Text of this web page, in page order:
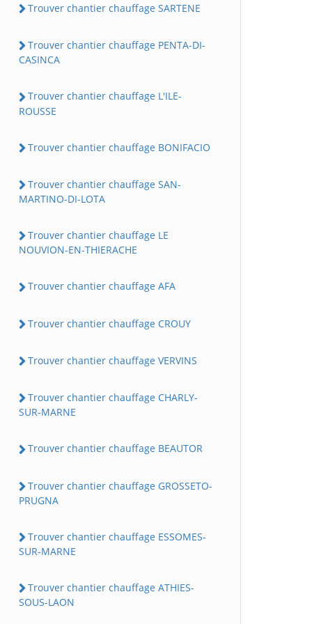
Trouver chantier chauffage SARTENE
Trouver chantier chauffage PENTA-DI-
CASINCA
Trouver chantier chauffage L'ILE-
ROUSSE
Trouver chantier chauffage BONIFACIO
Trouver chantier chauffage SAN-
MARTINO-DI-LOTA
Trouver chantier chauffage LE
NOUVION-EN-THIERACHE
Trouver chantier chauffage AFA
Trouver chantier chauffage CROUY
Trouver chantier chauffage VERVINS
Trouver chantier chauffage CHARLY-
SUR-MARNE
Trouver chantier chauffage BEAUTOR
Trouver chantier chauffage GROSSETO-
PRUGNA
Trouver chantier chauffage ESSOMES-
SUR-MARNE
Trouver chantier chauffage ATHIES-
SOUS-LAON